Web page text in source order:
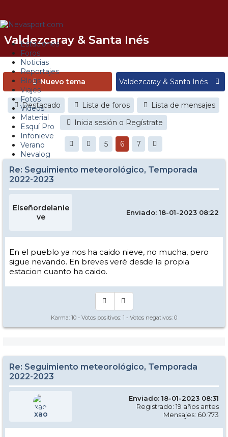
Estaciones
Foros
Noticias
Reportajes
Blogs
Viajes
Fotos
Videos
Material
Esquí Pro
Infonieve
Verano
Nevalog
Valdezcaray & Santa Inés
Nuevo tema
Destacado Lista de foros
Lista de mensajes
Inicia sesión o Regístrate
5 6 7
Re: Seguimiento meteorológico, Temporada
2022-2023
Elseñordelanie
ve
Enviado: 18-01-2023 08:22
En el pueblo ya nos ha caido nieve, no mucha, pero
sigue nevando. En breves veré desde la propia
estacion cuanto ha caido.
Karma: 10 - Votos positivos: 1 - Votos negativos: 0
Re: Seguimiento meteorológico, Temporada
2022-2023
xao
Enviado: 18-01-2023 08:31
Registrado: 19 años antes
Mensajes: 60.773